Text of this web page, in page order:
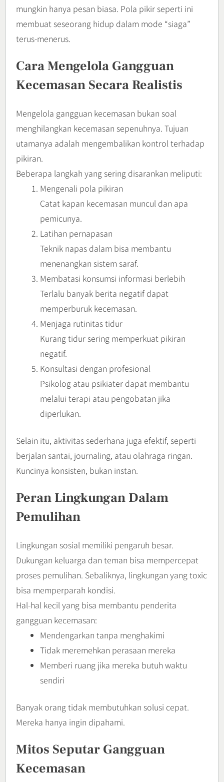
mungkin hanya pesan biasa. Pola pikir seperti ini
membuat seseorang hidup dalam mode “siaga”
terus-menerus.
Cara Mengelola Gangguan
Kecemasan Secara Realistis
Mengelola gangguan kecemasan bukan soal
menghilangkan kecemasan sepenuhnya. Tujuan
utamanya adalah mengembalikan kontrol terhadap
pikiran.
Beberapa langkah yang sering disarankan meliputi:
Mengenali pola pikiran
Catat kapan kecemasan muncul dan apa
pemicunya.
Latihan pernapasan
Teknik napas dalam bisa membantu
menenangkan sistem saraf.
Membatasi konsumsi informasi berlebih
Terlalu banyak berita negatif dapat
memperburuk kecemasan.
Menjaga rutinitas tidur
Kurang tidur sering memperkuat pikiran
negatif.
Konsultasi dengan profesional
Psikolog atau psikiater dapat membantu
melalui terapi atau pengobatan jika
diperlukan.
Selain itu, aktivitas sederhana juga efektif, seperti
berjalan santai, journaling, atau olahraga ringan.
Kuncinya konsisten, bukan instan.
Peran Lingkungan Dalam
Pemulihan
Lingkungan sosial memiliki pengaruh besar.
Dukungan keluarga dan teman bisa mempercepat
proses pemulihan. Sebaliknya, lingkungan yang toxic
bisa memperparah kondisi.
Hal-hal kecil yang bisa membantu penderita
gangguan kecemasan:
Mendengarkan tanpa menghakimi
Tidak meremehkan perasaan mereka
Memberi ruang jika mereka butuh waktu
sendiri
Banyak orang tidak membutuhkan solusi cepat.
Mereka hanya ingin dipahami.
Mitos Seputar Gangguan
Kecemasan